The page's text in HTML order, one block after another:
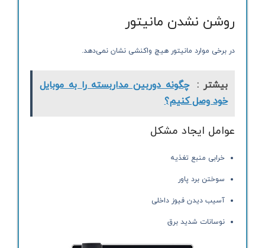
روشن نشدن مانیتور
در برخی موارد مانیتور هیچ واکنشی نشان نمی‌دهد.
بیشتر :
چگونه دوربین مداربسته را به موبایل
خود وصل کنیم؟
عوامل ایجاد مشکل
خرابی منبع تغذیه
سوختن برد پاور
آسیب دیدن فیوز داخلی
نوسانات شدید برق